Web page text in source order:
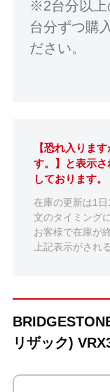
※2台分以上
台分ずつ購
ださい。
【恐れ入りま
す。】と表示
しております。
在庫の更新は1
文のタイミング
お客様で在庫が
上記表示がされ
リザック)